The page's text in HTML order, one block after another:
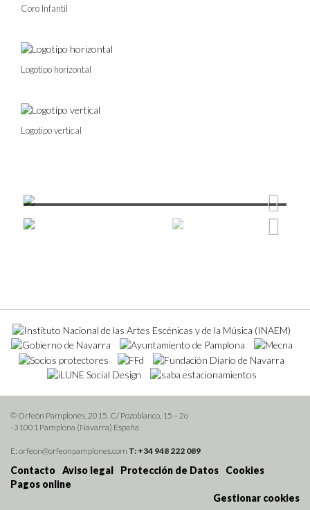
Coro Infantil
Logotipo horizontal
Logotipo vertical
© Orfeón Pamplonés, 2015. C/ Pozoblanco, 15 – 2o
· 31001 Pamplona (Navarra) España
E: orfeon@orfeonpamplones.com T: +34 948 222 089
Contacto Aviso legal Protección de Datos
Cookies
Pagos online
Gestionar cookies